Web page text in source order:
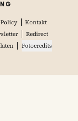
Kontakt
Redirect
Fotocredits